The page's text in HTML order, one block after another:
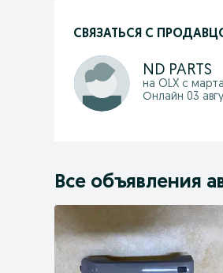
СВЯЗАТЬСЯ С
ND PARTS
на OLX с марта
Онлайн 03
Все объявления